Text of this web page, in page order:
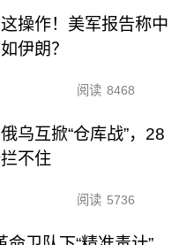
操作！美军报告称中
伊朗？
阅读 8468
乌互掀“仓库战”，28
不住
阅读 5736